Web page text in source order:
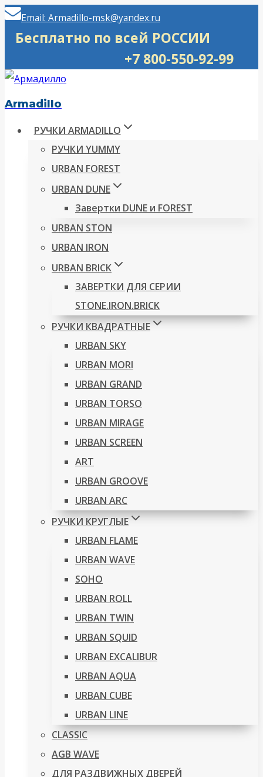
Перейти
Email: Armadillo-msk@yandex.ru
Бесплатно по всей РОССИИ
+7 800-550-92-99
Armadillo
РУЧКИ ARMADILLO
РУЧКИ YUMMY
URBAN FOREST
URBAN DUNE
Завертки DUNE и FOREST
URBAN STON
URBAN IRON
URBAN BRICK
ЗАВЕРТКИ ДЛЯ СЕРИИ
STONE.IRON.BRICK
РУЧКИ КВАДРАТНЫЕ
URBAN SKY
URBAN MORI
URBAN GRAND
URBAN TORSO
URBAN MIRAGE
URBAN SCREEN
ART
URBAN GROOVE
URBAN ARC
РУЧКИ КРУГЛЫЕ
URBAN FLAME
URBAN WAVE
SOHO
URBAN ROLL
URBAN TWIN
URBAN SQUID
URBAN EXCALIBUR
URBAN AQUA
URBAN CUBE
URBAN LINE
CLASSIC
AGB WAVE
ДЛЯ РАЗДВИЖНЫХ ДВЕРЕЙ